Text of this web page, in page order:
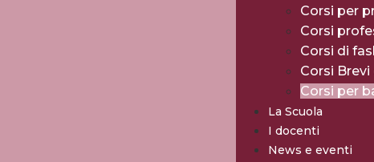
Corsi per
Corsi
Corsi di
Corsi
Corsi per
La Scuola
I docenti
News e eventi